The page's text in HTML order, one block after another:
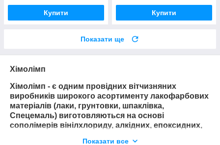
Купити Купити
Показати ще
Хімолімп
Хімолімп - є одним провідних вітчизняних
виробників широкого асортименту лакофарбових
матеріалів (лаки, грунтовки, шпаклівка,
Спецемаль) виготовляються на основі
сополімерів вінілхлориду, алкідних, епоксидних,
Показати все